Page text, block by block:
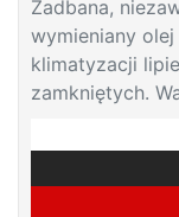
Zadbana,
wymieniany
klimatyzacji
zamkniętych.